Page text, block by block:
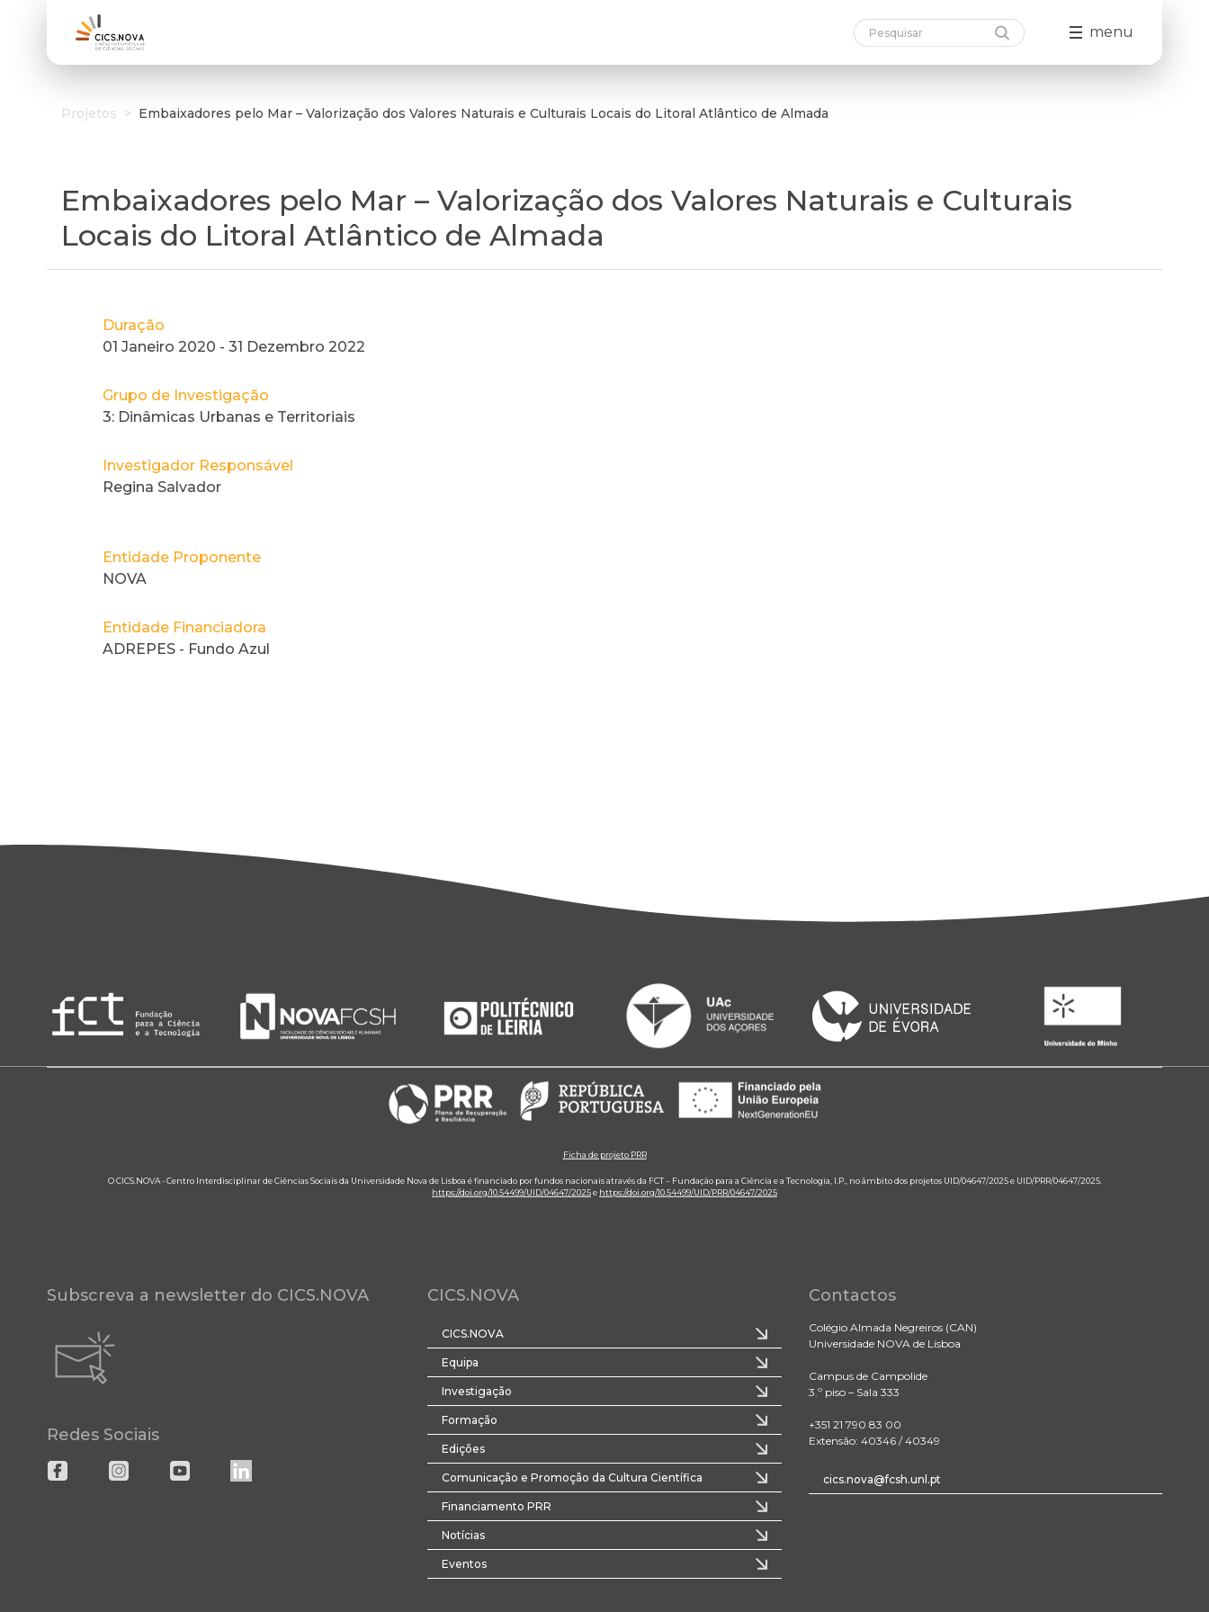
menu
Projetos > Embaixadores pelo Mar – Valorização dos Valores Naturais e Culturais Locais do Litoral Atlântico de Almada
Embaixadores pelo Mar – Valorização dos Valores Naturais e Culturais
Locais do Litoral Atlântico de Almada
Duração
01 Janeiro 2020 - 31 Dezembro 2022
Grupo de Investigação
3: Dinâmicas Urbanas e Territoriais
Investigador Responsável
Regina Salvador
Entidade Proponente
NOVA
Entidade Financiadora
ADREPES - Fundo Azul
Ficha de projeto PRR
O CICS.NOVA - Centro Interdisciplinar de Ciências Sociais da Universidade Nova de Lisboa é financiado por fundos nacionais através da FCT – Fundação para a Ciência e a Tecnologia, I.P., no âmbito dos projetos UID/04647/2025 e UID/PRR/04647/2025.
https://doi.org/10.54499/UID/04647/2025e https://doi.org/10.54499/UID/PRR/04647/2025
Subscreva a newsletter do CICS.NOVA
Redes Sociais
CICS.NOVA
CICS.NOVA
Equipa
Investigação
Formação
Edições
Comunicação e Promoção da Cultura Científica
Financiamento PRR
Notícias
Eventos
Contactos
Colégio Almada Negreiros (CAN)
Universidade NOVA de Lisboa
Campus de Campolide
3.º piso – Sala 333
+351 21 790 83 00
Extensão: 40346 / 40349
cics.nova@fcsh.unl.pt